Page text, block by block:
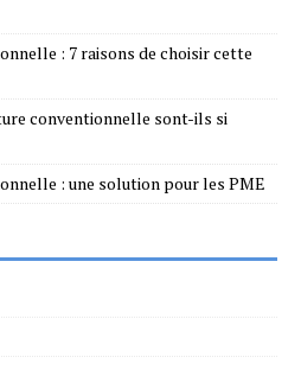
: 7 raisons de choisir cette
conventionnelle sont-ils si
: une solution pour les PME